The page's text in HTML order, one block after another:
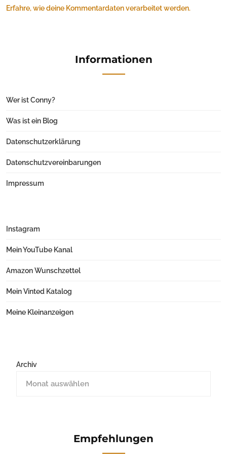
Erfahre, wie deine Kommentardaten verarbeitet werden.
Informationen
Wer ist Conny?
Was ist ein Blog
Datenschutzerklärung
Datenschutzvereinbarungen
Impressum
Instagram
Mein YouTube Kanal
Amazon Wunschzettel
Mein Vinted Katalog
Meine Kleinanzeigen
Archiv
Empfehlungen